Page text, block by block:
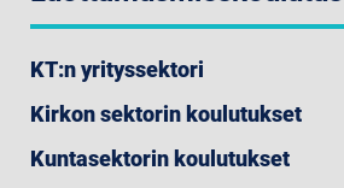
KT:n yrityssektori
Kirkon sektorin koulutukset
Kuntasektorin koulutukset